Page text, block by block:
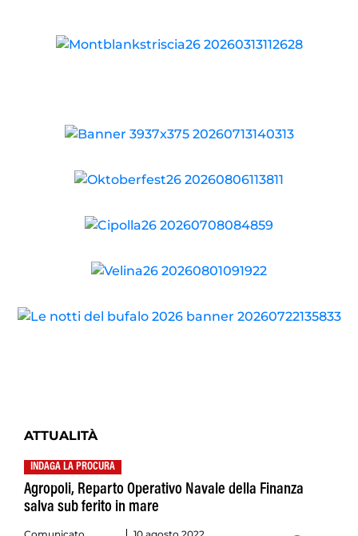
ATTUALITÀ
INDAGA LA PROCURA
Agropoli, Reparto Operativo Navale della Finanza
salva sub ferito in mare